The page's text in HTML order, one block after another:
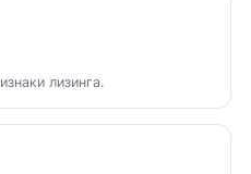
лизинга.